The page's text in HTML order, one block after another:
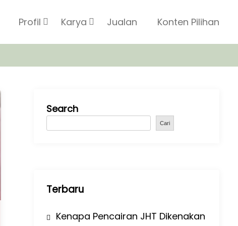
Profil Karya Jualan Konten Pilihan
Search
Cari
Terbaru
Kenapa Pencairan JHT Dikenakan